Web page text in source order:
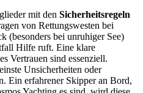
mit den Sicherheitsregeln
von Rettungswesten bei
(besonders bei unruhiger See)
Hilfe ruft. Eine klare
Vertrauen sind essenziell.
Unsicherheiten oder
Ein erfahrener Skipper an Bord,